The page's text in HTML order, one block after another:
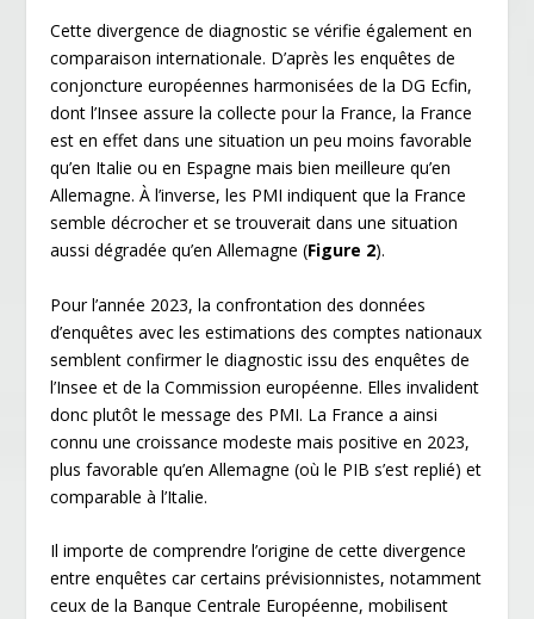
Cette divergence de diagnostic se vérifie également en
comparaison internationale. D’après les enquêtes de
conjoncture européennes harmonisées de la DG Ecfin,
dont l’Insee assure la collecte pour la France, la France
est en effet dans une situation un peu moins favorable
qu’en Italie ou en Espagne mais bien meilleure qu’en
Allemagne. À l’inverse, les PMI indiquent que la France
semble décrocher et se trouverait dans une situation
aussi dégradée qu’en Allemagne (Figure 2).
Pour l’année 2023, la confrontation des données
d’enquêtes avec les estimations des comptes nationaux
semblent confirmer le diagnostic issu des enquêtes de
l’Insee et de la Commission européenne. Elles invalident
donc plutôt le message des PMI. La France a ainsi
connu une croissance modeste mais positive en 2023,
plus favorable qu’en Allemagne (où le PIB s’est replié) et
comparable à l’Italie.
Il importe de comprendre l’origine de cette divergence
entre enquêtes car certains prévisionnistes, notamment
ceux de la Banque Centrale Européenne, mobilisent